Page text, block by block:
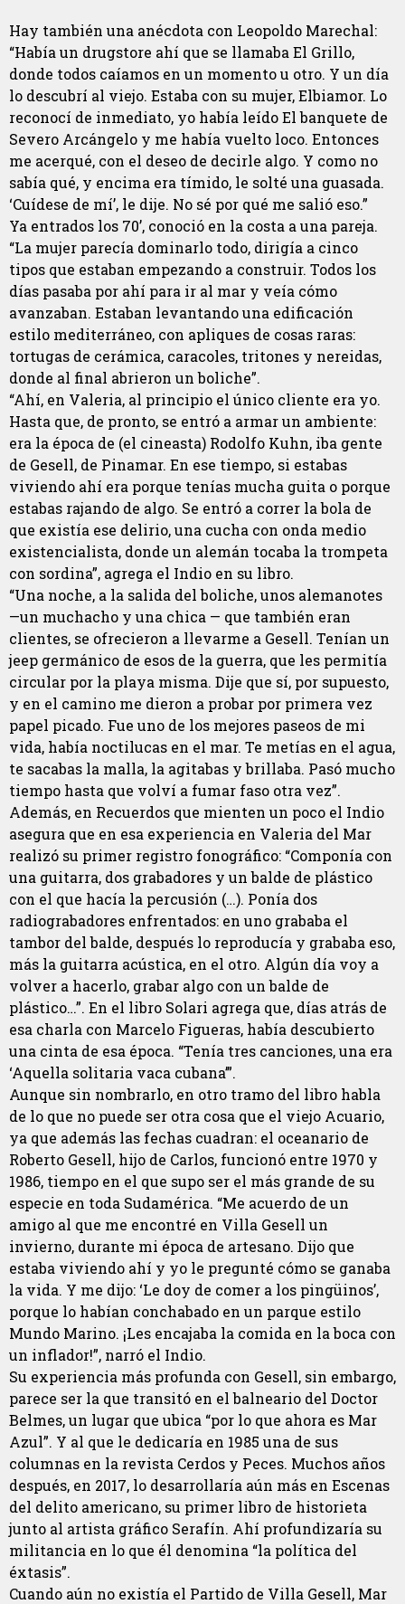
Hay también una anécdota con Leopoldo Marechal:
“Había un drugstore ahí que se llamaba El Grillo,
donde todos caíamos en un momento u otro. Y un día
lo descubrí al viejo. Estaba con su mujer, Elbiamor. Lo
reconocí de inmediato, yo había leído El banquete de
Severo Arcángelo y me había vuelto loco. Entonces
me acerqué, con el deseo de decirle algo. Y como no
sabía qué, y encima era tímido, le solté una guasada.
‘Cuídese de mí’, le dije. No sé por qué me salió eso.”
Ya entrados los 70’, conoció en la costa a una pareja.
“La mujer parecía dominarlo todo, dirigía a cinco
tipos que estaban empezando a construir. Todos los
días pasaba por ahí para ir al mar y veía cómo
avanzaban. Estaban levantando una edificación
estilo mediterráneo, con apliques de cosas raras:
tortugas de cerámica, caracoles, tritones y nereidas,
donde al final abrieron un boliche”.
“Ahí, en Valeria, al principio el único cliente era yo.
Hasta que, de pronto, se entró a armar un ambiente:
era la época de (el cineasta) Rodolfo Kuhn, iba gente
de Gesell, de Pinamar. En ese tiempo, si estabas
viviendo ahí era porque tenías mucha guita o porque
estabas rajando de algo. Se entró a correr la bola de
que existía ese delirio, una cucha con onda medio
existencialista, donde un alemán tocaba la trompeta
con sordina”, agrega el Indio en su libro.
“Una noche, a la salida del boliche, unos alemanotes
—un muchacho y una chica — que también eran
clientes, se ofrecieron a llevarme a Gesell. Tenían un
jeep germánico de esos de la guerra, que les permitía
circular por la playa misma. Dije que sí, por supuesto,
y en el camino me dieron a probar por primera vez
papel picado. Fue uno de los mejores paseos de mi
vida, había noctilucas en el mar. Te metías en el agua,
te sacabas la malla, la agitabas y brillaba. Pasó mucho
tiempo hasta que volví a fumar faso otra vez”.
Además, en Recuerdos que mienten un poco el Indio
asegura que en esa experiencia en Valeria del Mar
realizó su primer registro fonográfico: “Componía con
una guitarra, dos grabadores y un balde de plástico
con el que hacía la percusión (…). Ponía dos
radiograbadores enfrentados: en uno grababa el
tambor del balde, después lo reproducía y grababa eso,
más la guitarra acústica, en el otro. Algún día voy a
volver a hacerlo, grabar algo con un balde de
plástico…”. En el libro Solari agrega que, días atrás de
esa charla con Marcelo Figueras, había descubierto
una cinta de esa época. “Tenía tres canciones, una era
‘Aquella solitaria vaca cubana’”.
Aunque sin nombrarlo, en otro tramo del libro habla
de lo que no puede ser otra cosa que el viejo Acuario,
ya que además las fechas cuadran: el oceanario de
Roberto Gesell, hijo de Carlos, funcionó entre 1970 y
1986, tiempo en el que supo ser el más grande de su
especie en toda Sudamérica. “Me acuerdo de un
amigo al que me encontré en Villa Gesell un
invierno, durante mi época de artesano. Dijo que
estaba viviendo ahí y yo le pregunté cómo se ganaba
la vida. Y me dijo: ‘Le doy de comer a los pingüinos’,
porque lo habían conchabado en un parque estilo
Mundo Marino. ¡Les encajaba la comida en la boca con
un inflador!”, narró el Indio.
Su experiencia más profunda con Gesell, sin embargo,
parece ser la que transitó en el balneario del Doctor
Belmes, un lugar que ubica “por lo que ahora es Mar
Azul”. Y al que le dedicaría en 1985 una de sus
columnas en la revista Cerdos y Peces. Muchos años
después, en 2017, lo desarrollaría aún más en Escenas
del delito americano, su primer libro de historieta
junto al artista gráfico Serafín. Ahí profundizaría su
militancia en lo que él denomina “la política del
éxtasis”.
Cuando aún no existía el Partido de Villa Gesell, Mar